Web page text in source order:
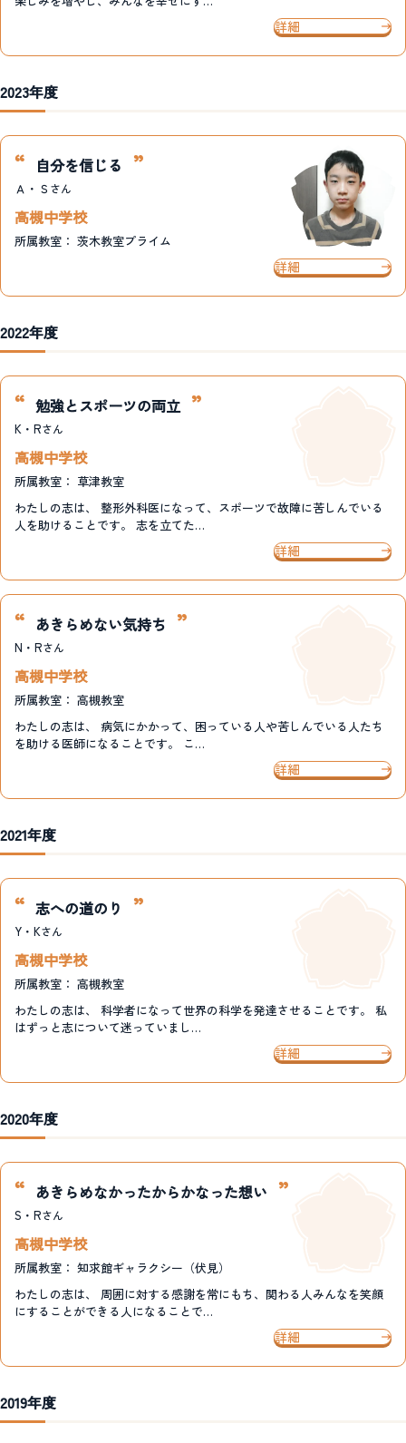
詳細
2023年度
自分を信じる
Ａ・Ｓ さん
高槻中学校
所属教室： 茨木教室プライム
詳細
2022年度
勉強とスポーツの両立
K・Rさん
高槻中学校
所属教室： 草津教室
わたしの志は、 整形外科医になって、スポーツで故障に苦しんでいる
人を助けることです。 志を立てた…
詳細
あきらめない気持ち
N・Rさん
高槻中学校
所属教室： 高槻教室
わたしの志は、 病気にかかって、困っている人や苦しんでいる人たち
を助ける医師になることです。 こ…
詳細
2021年度
志への道のり
Y・Kさん
高槻中学校
所属教室： 高槻教室
わたしの志は、 科学者になって世界の科学を発達させることです。 私
はずっと志について迷っていまし…
詳細
2020年度
あきらめなかったからかなった想い
S・Rさん
高槻中学校
所属教室： 知求館ギャラクシー（伏見）
わたしの志は、 周囲に対する感謝を常にもち、関わる人みんなを笑顔
にすることができる人になることで…
詳細
2019年度